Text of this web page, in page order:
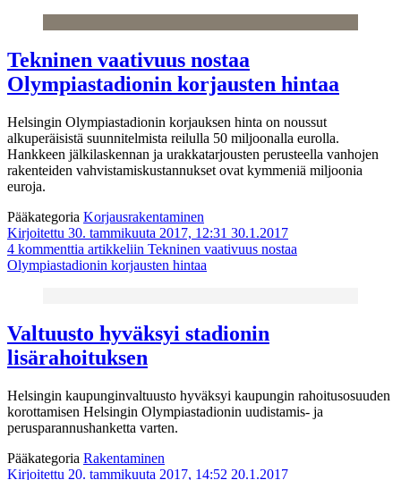
Tekninen vaativuus nostaa
Olympiastadionin korjausten hintaa
Helsingin Olympiastadionin korjauksen hinta on noussut
alkuperäisistä suunnitelmista reilulla 50 miljoonalla eurolla.
Hankkeen jälkilaskennan ja urakkatarjousten perusteella vanhojen
rakenteiden vahvistamiskustannukset ovat kymmeniä miljoonia
euroja.
Pääkategoria Korjausrakentaminen
Kirjoitettu 30. tammikuuta 2017, 12:31 30.1.2017
4 kommenttia artikkeliin Tekninen vaativuus nostaa
Olympiastadionin korjausten hintaa
Valtuusto hyväksyi stadionin
lisärahoituksen
Helsingin kaupunginvaltuusto hyväksyi kaupungin rahoitusosuuden
korottamisen Helsingin Olympiastadionin uudistamis- ja
perusparannushanketta varten.
Pääkategoria Rakentaminen
Kirjoitettu 20. tammikuuta 2017, 14:52 20.1.2017